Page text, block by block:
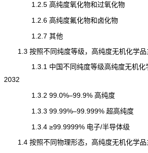
1.2.5 高纯度氧化物和过氧化物
1.2.6 高纯度氟化物和卤化物
1.2.7 其他
1.3 按照不同纯度等级，高纯度无机化学品
1.3.1 中国不同纯度等级高纯度无机化学
2032
1.3.2 99.0%–99.9% 高纯度
1.3.3 99.99%–99.999% 超高纯度
1.3.4 ≥99.9999% 电子/半导体级
1.4 按照不同物理形态，高纯度无机化学品